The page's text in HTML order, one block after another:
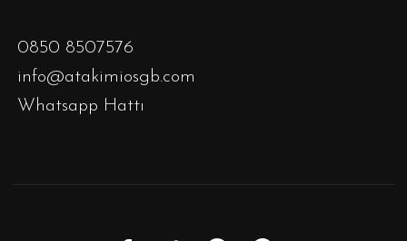
0850 8507576
info@atakimiosgb.com
Whatsapp Hattı